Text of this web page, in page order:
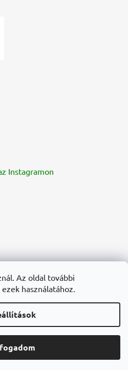
Az oldal további
használatához.
Instagramon
cannadorra.com
cannadorra.fr cannadorra.it
készítette
. Minden jog fenntartva.
szerkesztése
KOSÁRBA TESZEM